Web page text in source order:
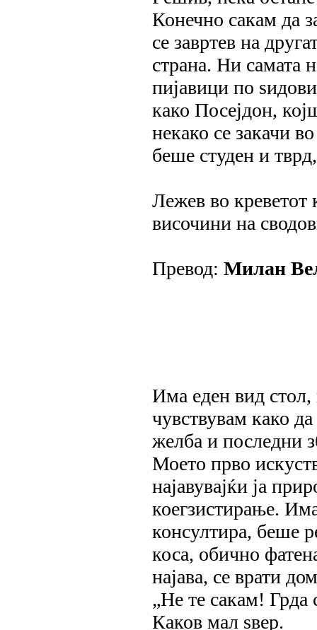
Конечно сакам да
се завртев на
страна. Ни самата
пијавици по
како Посејдон,
некако се закачи
беше студен и
Лежев во креветот
височини на
Превод: Милан
Има еден вид стол,
чувствувам како
желба и последни
Моето прво
најавувајќи ја
коегзистирање.
консултира, беше
коса, обично
најава, се врати
„Не те сакам! Грда
Каков мал ѕвер.